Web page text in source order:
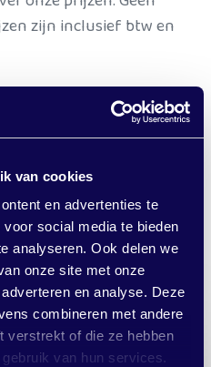
van cookies
en advertenties te
social media te bieden
analyseren. Ook delen we
onze site met onze
en analyse. Deze
combineren met andere
verstrekt of die ze hebben
van hun services.
zijn inclusief btw en
Eemsdelta
de helegemee
Delfzijl, Loppersum,